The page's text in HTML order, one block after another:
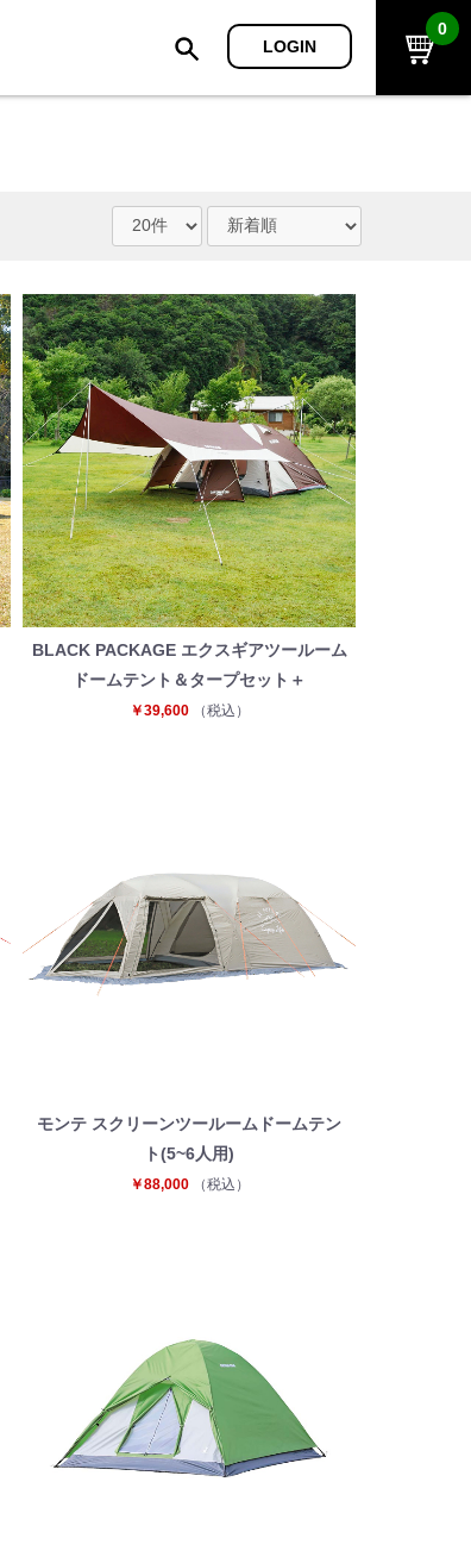
LOGIN
0
BLACK PACKAGE エクスギアツールーム
ドームテント＆タープセット＋
￥39,600 （税込）
モンテ スクリーンツールームドームテン
ト(5~6人用)
￥88,000 （税込）